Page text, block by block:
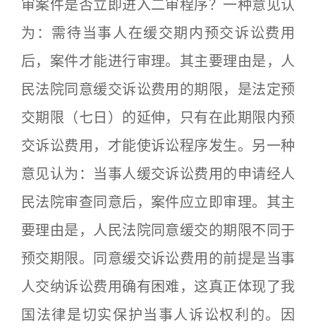
审案件是否立即进入二审程序？一种意见认
为：需待当事人在缓交期内预交诉讼费用
后，案件才能进行审理。其主要理由是，人
民法院同意缓交诉讼费用的期限，是法定预
交期限（七日）的延伸，只有在此期限内预
交诉讼费用，才能使诉讼程序发生。另一种
意见认为：当事人缓交诉讼费用的申请经人
民法院审查同意后，案件应立即审理。其主
要理由是，人民法院同意缓交的期限不同于
预交期限。同意缓交诉讼费用的前提是当事
人交纳诉讼费用确有困难，这真正体现了我
国法律是切实保护当事人诉讼权利的。因